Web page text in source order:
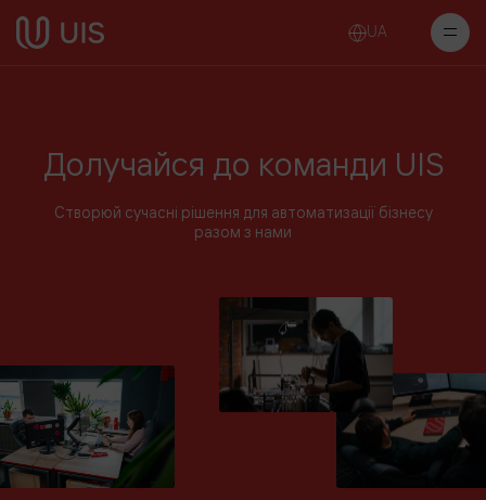
UA
Долучайся до команди UIS
Створюй сучасні рішення для автоматизації бізнесу
разом з нами